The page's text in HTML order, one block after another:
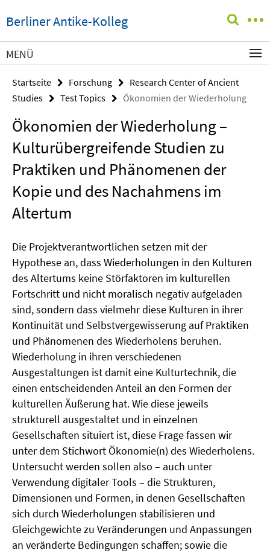
direkt
zu
Inhalt
Berliner Antike-Kolleg
Service-
MENÜ
Startseite Forschung
Research Center of Ancient
Studies
Test Topics Ökonomien der Wiederholung
Ökonomien der Wiederholung –
Kulturübergreifende Studien zu
Praktiken und Phänomenen der
Kopie und des Nachahmens im
Altertum
Die Projektverantwortlichen setzen mit der
Hypothese an, dass Wiederholungen in den Kulturen
des Altertums keine Störfaktoren im kulturellen
Fortschritt und nicht moralisch negativ aufgeladen
sind, sondern dass vielmehr diese Kulturen in ihrer
Kontinuität und Selbstvergewisserung auf Praktiken
und Phänomenen des Wiederholens beruhen.
Wiederholung in ihren verschiedenen
Ausgestaltungen ist damit eine Kulturtechnik, die
einen entscheidenden Anteil an den Formen der
kulturellen Äußerung hat. Wie diese jeweils
strukturell ausgestaltet und in einzelnen
Gesellschaften situiert ist, diese Frage fassen wir
unter dem Stichwort Ökonomie(n) des Wiederholens.
Untersucht werden sollen also – auch unter
Verwendung digitaler Tools – die Strukturen,
Dimensionen und Formen, in denen Gesellschaften
sich durch Wiederholungen stabilisieren und
Gleichgewichte zu Veränderungen und Anpassungen
an veränderte Bedingungen schaffen; sowie die